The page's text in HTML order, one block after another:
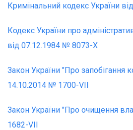
Кримінальний кодекс України
Кодекс України про
від 07.12.1984 № 8073-Х
Закон України "Про запобігання
14.10.2014 № 1700-VIІ
Закон України "Про очищення
1682-VII